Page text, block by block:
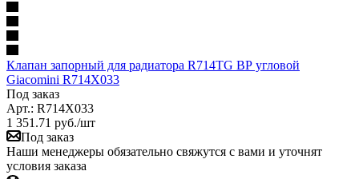
Клапан запорный для радиатора R714TG ВР угловой
Giacomini R714X033
Под заказ
Арт.: R714X033
1 351.71 руб./шт
Под заказ
Наши менеджеры обязательно свяжутся с вами и уточнят
условия заказа